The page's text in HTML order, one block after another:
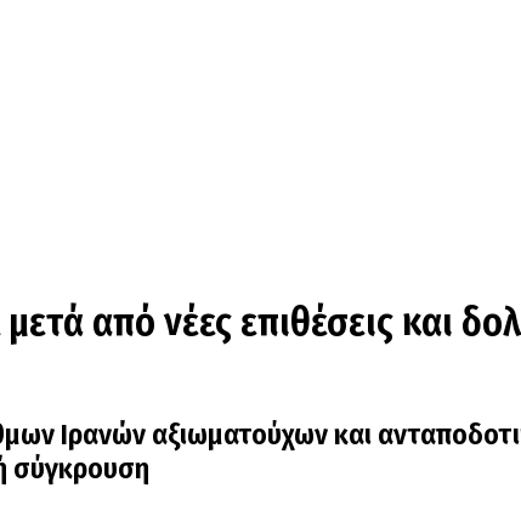
από νέες επιθέσεις και
Ιρανών αξιωματούχων και
σύγκρουση